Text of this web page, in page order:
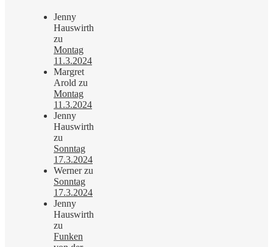
Jenny
Hauswirth
zu
Montag
11.3.2024
Margret
Arold zu
Montag
11.3.2024
Jenny
Hauswirth
zu
Sonntag
17.3.2024
Wernerzu
Sonntag
17.3.2024
Jenny
Hauswirth
zu
Funken